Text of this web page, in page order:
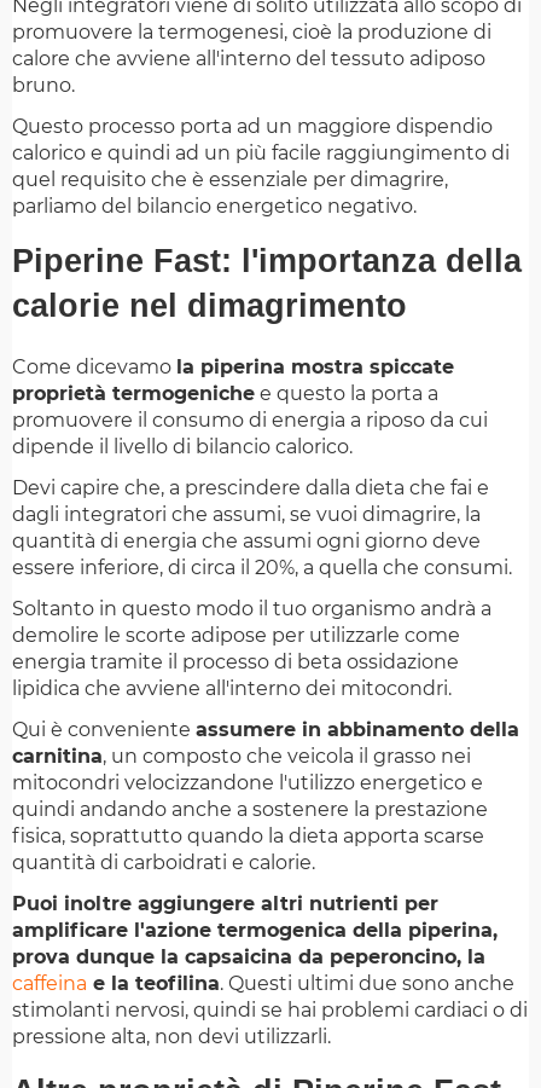
Negli integratori viene di solito utilizzata allo scopo di
promuovere la termogenesi, cioè la produzione di
calore che avviene all'interno del tessuto adiposo
bruno.
Questo processo porta ad un maggiore dispendio
calorico e quindi ad un più facile raggiungimento di
quel requisito che è essenziale per dimagrire,
parliamo del bilancio energetico negativo.
Piperine Fast: l'importanza della
calorie nel dimagrimento
Come dicevamo la piperina mostra spiccate
proprietà termogeniche e questo la porta a
promuovere il consumo di energia a riposo da cui
dipende il livello di bilancio calorico.
Devi capire che, a prescindere dalla dieta che fai e
dagli integratori che assumi, se vuoi dimagrire, la
quantità di energia che assumi ogni giorno deve
essere inferiore, di circa il 20%, a quella che consumi.
Soltanto in questo modo il tuo organismo andrà a
demolire le scorte adipose per utilizzarle come
energia tramite il processo di beta ossidazione
lipidica che avviene all'interno dei mitocondri.
Qui è conveniente assumere in abbinamento della
carnitina, un composto che veicola il grasso nei
mitocondri velocizzandone l'utilizzo energetico e
quindi andando anche a sostenere la prestazione
fisica, soprattutto quando la dieta apporta scarse
quantità di carboidrati e calorie.
Puoi inoltre aggiungere altri nutrienti per
amplificare l'azione termogenica della piperina,
prova dunque la capsaicina da peperoncino, la
caffeina e la teofilina. Questi ultimi due sono anche
stimolanti nervosi, quindi se hai problemi cardiaci o di
pressione alta, non devi utilizzarli.